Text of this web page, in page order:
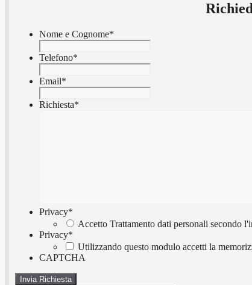
Nome e Cognome*
Telefono*
Email*
Richiesta*
Privacy*
Accetto Trattamento dati personali secondo
Privacy*
Utilizzando questo modulo accetti la
CAPTCHA